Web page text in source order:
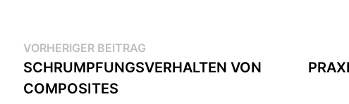
VORHERIGER BEITRAG
SCHRUMPFUNGSVERHALTEN VON
COMPOSITES